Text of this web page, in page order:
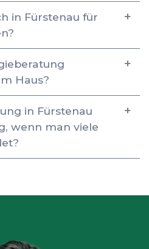
in Fürstenau für
Haus?
in Fürstenau
wenn man viele